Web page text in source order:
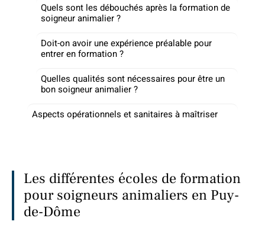
Quels sont les débouchés après la formation de
soigneur animalier ?
Doit-on avoir une expérience préalable pour
entrer en formation ?
Quelles qualités sont nécessaires pour être un
bon soigneur animalier ?
Aspects opérationnels et sanitaires à maîtriser
Les différentes écoles de formation
pour soigneurs animaliers en Puy-
de-Dôme